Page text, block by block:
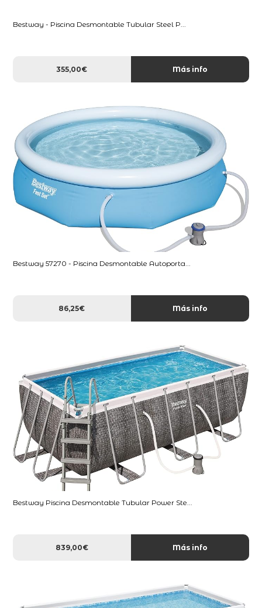
Bestway - Piscina Desmontable Tubular Steel P...
355,00€ Más info
Bestway 57270 - Piscina Desmontable Autoporta...
86,25€ Más info
Bestway Piscina Desmontable Tubular Power Ste...
839,00€ Más info